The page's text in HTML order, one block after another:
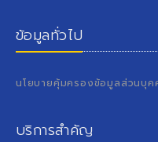
ข้อมูลทั่วไป
นโยบายคุ้มครองข้อมูลส่วนบุค
บริการสำคัญ